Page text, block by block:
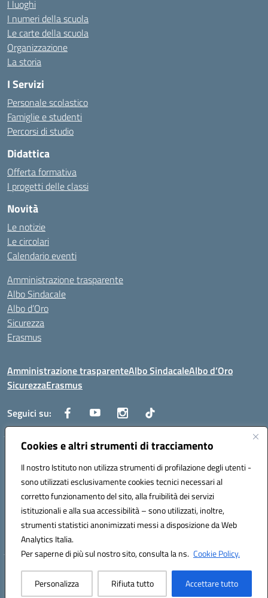
Cookies e altri strumenti di tracciamento
Il nostro Istituto non utilizza strumenti di profilazione degli utenti -
sono utilizzati esclusivamente cookies tecnici necessari al
corretto funzionamento del sito, alla fruibilità dei servizi
istituzionali e alla sua accessibilità – sono utilizzati, inoltre,
strumenti statistici anonimizzati messi a disposizione da Web
Analytics Italia.
Per saperne di più sul nostro sito, consulta la ns. Cookie Policy.
Personalizza Rifiuta tutto Accettare tutto
I luoghi
I numeri della scuola
Le carte della scuola
Organizzazione
La storia
I Servizi
Personale scolastico
Famiglie e studenti
Percorsi di studio
Didattica
Offerta formativa
I progetti delle classi
Novità
Le notizie
Le circolari
Calendario eventi
Amministrazione trasparente
Albo Sindacale
Albo d’Oro
Sicurezza
Erasmus
Amministrazione trasparenteAlbo SindacaleAlbo d’Oro
SicurezzaErasmus
Seguici su:
Centralino:0885.426034 Email:FGTD02000P@istruzione.it
Posta elettronica certificata (PEC):fgtd02000p@pec.istruzione.it
Codice fiscale: 81002930717
Codice meccanografico:FGTD02000P
Codice unico di fatturazione (CUF): UFUN7Y
Hosting & Powered by 3D Solution S.r.l.
Concept & Design by Designers Italia